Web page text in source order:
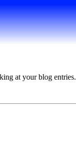
at your blog entries.